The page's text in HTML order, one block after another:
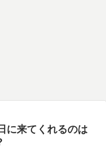
に来てくれるのは